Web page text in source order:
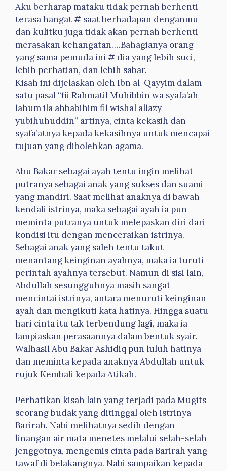
Aku berharap mataku tidak pernah berhenti
terasa hangat # saat berhadapan denganmu
dan kulitku juga tidak akan pernah berhenti
merasakan kehangatan….Bahagianya orang
yang sama pemuda ini # dia yang lebih suci,
lebih perhatian, dan lebih sabar.
Kisah ini dijelaskan oleh Ibn al-Qayyim dalam
satu pasal “fii Rahmatil Muhibbin wa syafa’ah
lahum ila ahbabihim fil wishal allazy
yubihuhuddin” artinya, cinta kekasih dan
syafa’atnya kepada kekasihnya untuk mencapai
tujuan yang dibolehkan agama.
Abu Bakar sebagai ayah tentu ingin melihat
putranya sebagai anak yang sukses dan suami
yang mandiri. Saat melihat anaknya di bawah
kendali istrinya, maka sebagai ayah ia pun
meminta putranya untuk melepaskan diri dari
kondisi itu dengan menceraikan istrinya.
Sebagai anak yang saleh tentu takut
menantang keinginan ayahnya, maka ia turuti
perintah ayahnya tersebut. Namun di sisi lain,
Abdullah sesungguhnya masih sangat
mencintai istrinya, antara menuruti keinginan
ayah dan mengikuti kata hatinya. Hingga suatu
hari cinta itu tak terbendung lagi, maka ia
lampiaskan perasaannya dalam bentuk syair.
Walhasil Abu Bakar Ashidiq pun luluh hatinya
dan meminta kepada anaknya Abdullah untuk
rujuk Kembali kepada Atikah.
Perhatikan kisah lain yang terjadi pada Mugits
seorang budak yang ditinggal oleh istrinya
Barirah. Nabi melihatnya sedih dengan
linangan air mata menetes melalui selah-selah
jenggotnya, mengemis cinta pada Barirah yang
tawaf di belakangnya. Nabi sampaikan kepada